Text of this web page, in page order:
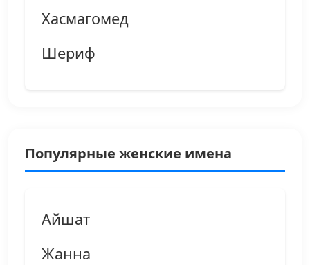
Хасмагомед
Шериф
Популярные женские имена
Айшат
Жанна